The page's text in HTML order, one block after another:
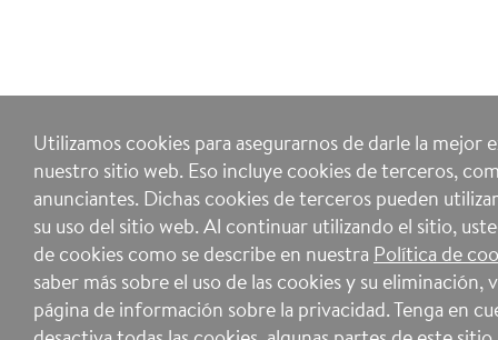
Utilizamos cookies para asegurarnos de darle la mejor
nuestro sitio web. Eso incluye cookies de terceros,
anunciantes. Dichas cookies de terceros pueden
su uso del sitio web. Al continuar utilizando el sitio,
de cookies como se describe en nuestra Política de
saber más sobre el uso de las cookies y su eliminación,
página de información sobre la privacidad. Tenga en